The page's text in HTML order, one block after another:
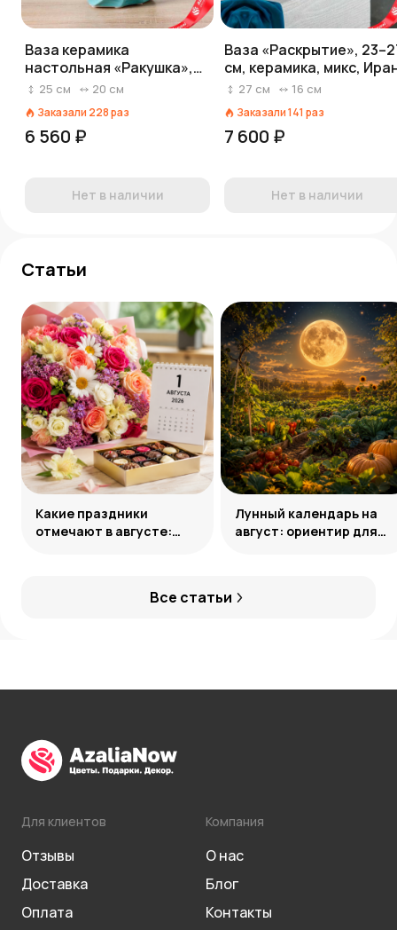
Ваза керамика
настольная «Ракушка»,
жемчуг, 10х24,5х20 см,
25 см 20 см
Заказали 228раз
6 560 ₽
Нет в наличии
Ваза «Раскрытие»,
см, керамика, микс,
27 см 16 см
Заказали141 раз
7 600 ₽
Нет в наличии
Статьи
Все статьи
Какие праздники
отмечают в августе:
Лунный календарь на
август: ориентир для
Для клиентов
Отзывы
Доставка
Оплата
Компания
О нас
Блог
Контакты